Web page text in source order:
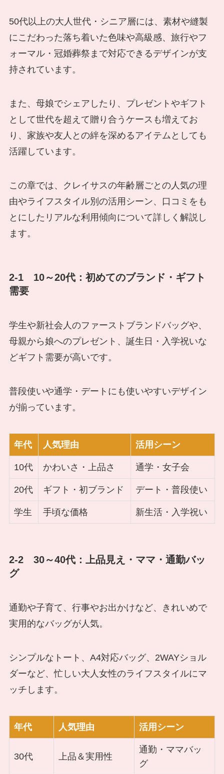
50代以上の大人世代・シニア層には、素材や縫製
にこだわった落ち着いた色味や高級感、旅行やフ
ォーマル・冠婚葬祭まで対応できるデザインが支
持されています。
また、母娘でシェアしたり、プレゼントやギフト
として世代を超えて贈り合うケースも増えてお
り、家族や友人との絆を深めるアイテムとしても
活躍しています。
この章では、クレイサスの年齢層ごとの人気の理
由やライフスタイル別の活用シーン、口コミをも
とにしたリアルな利用傾向について詳しく解説し
ます。
2-1 10～20代：初めてのブランド・ギフト
需要
学生や新社会人のファーストブランドバッグや、
母親から娘へのプレゼント、誕生日・入学祝いな
どギフト需要が高いです。
普段使いや通学・デートにも使いやすいデザイン
が揃っています。
年代 人気理由 活用シーン
10代 かわいさ・上品さ 通学・女子会
20代 ギフト・初ブランド デート・普段使い
学生 手頃な価格 新生活・入学祝い
2-2 30～40代：上品見え・ママ・通勤バッ
グ
通勤や子育て、行事やお出かけなど、きれいめで
実用的なバッグが人気。
シンプルなトート、A4対応バッグ、2WAYショル
ダーなど、忙しい大人女性のライフスタイルにマ
ッチします。
年代 人気理由 活用シーン
30代 上品＆実用性
通勤・ママバッ
グ